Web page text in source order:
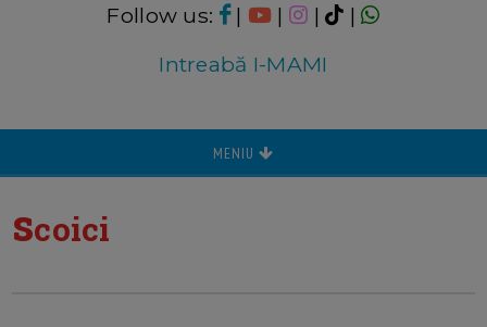
Follow us: | | |
|
Intreabă I-MAMI
MENIU
scoici